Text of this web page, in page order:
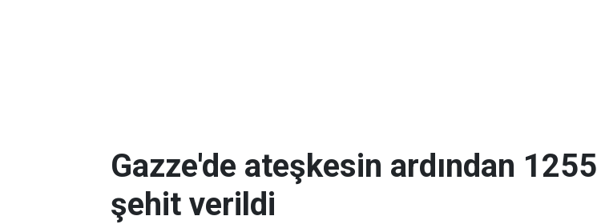
Gazze'de ateşkesin ardından 1255
şehit verildi